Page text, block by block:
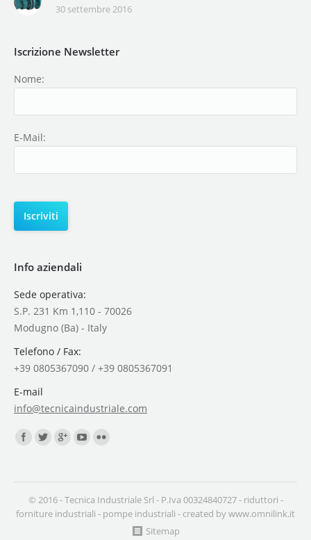
30 settembre 2016
Iscrizione Newsletter
Nome:
E-Mail:
Info aziendali
Sede operativa:
S.P. 231 Km 1,110 - 70026
Modugno (Ba) - Italy
Telefono / Fax:
+39 0805367090 / +39 0805367091
E-mail
info@tecnicaindustriale.com
Find us on:
© 2016 - Tecnica Industriale Srl - P.Iva 00324840727 - riduttori -
forniture industriali - pompe industriali - created bywww.omnilink.it
Sitemap